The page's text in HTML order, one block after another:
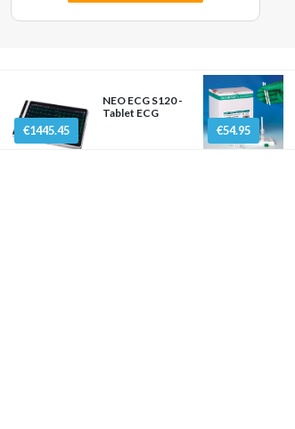
€1445.45
NEO ECG S120 -
Tablet ECG
€54.95